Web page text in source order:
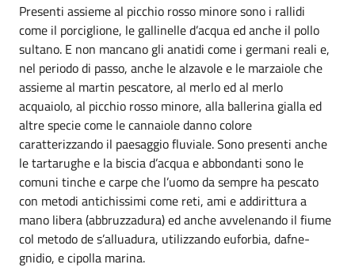
Presenti assieme al picchio rosso minore sono i rallidi
come il porciglione, le gallinelle d’acqua ed anche il pollo
sultano. E non mancano gli anatidi come i germani reali e,
nel periodo di passo, anche le alzavole e le marzaiole che
assieme al martin pescatore, al merlo ed al merlo
acquaiolo, al picchio rosso minore, alla ballerina gialla ed
altre specie come le cannaiole danno colore
caratterizzando il paesaggio fluviale. Sono presenti anche
le tartarughe e la biscia d’acqua e abbondanti sono le
comuni tinche e carpe che l’uomo da sempre ha pescato
con metodi antichissimi come reti, ami e addirittura a
mano libera (abbruzzadura) ed anche avvelenando il fiume
col metodo de s’alluadura, utilizzando euforbia, dafne-
gnidio, e cipolla marina.